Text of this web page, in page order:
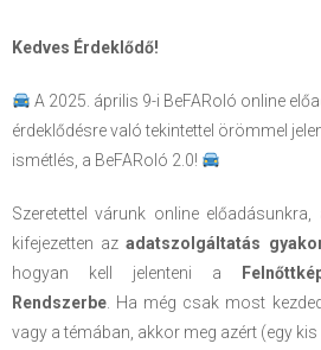
Kedves Érdeklődő!
A 2025. április 9-i BeFARoló online
érdeklődésre való tekintettel örömmel
ismétlés, a BeFARoló 2.0!
Szeretettel várunk online
kifejezetten azadatszolgáltatás
hogyan kell jelenteni a
Rendszerbe . Ha még csak most
vagy a témában, akkor meg azért (egy